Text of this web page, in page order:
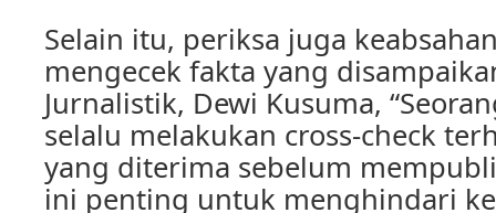
Selain itu, periksa juga
mengecek fakta yang
Jurnalistik, Dewi Kusuma,
selalu melakukan cross-check
yang diterima sebelum
ini penting untuk menghindari